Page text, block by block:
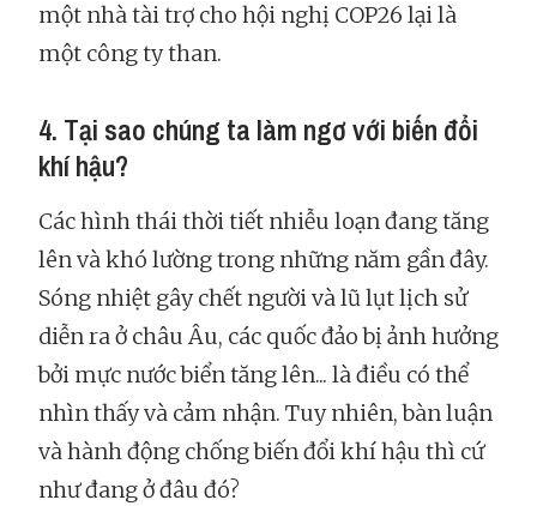
một nhà tài trợ cho hội nghị COP26 lại là
một công ty than.
4. Tại sao chúng ta làm ngơ với biến đổi
khí hậu?
Các hình thái thời tiết nhiễu loạn đang tăng
lên và khó lường trong những năm gần đây.
Sóng nhiệt gây chết người và lũ lụt lịch sử
diễn ra ở châu Âu, các quốc đảo bị ảnh hưởng
bởi mực nước biển tăng lên... là điều có thể
nhìn thấy và cảm nhận. Tuy nhiên, bàn luận
và hành động chống biến đổi khí hậu thì cứ
như đang ở đâu đó?